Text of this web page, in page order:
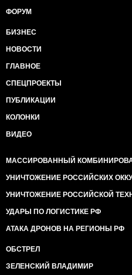
ФОРУМ
БИЗНЕС
НОВОСТИ
ГЛАВНОЕ
СПЕЦПРОЕКТЫ
ПУБЛИКАЦИИ
КОЛОНКИ
ВИДЕО
МАССИРОВАННЫЙ
УНИЧТОЖЕНИЕ РОССИЙСКИХ
УНИЧТОЖЕНИЕ РОССИЙСКОЙ
УДАРЫ ПО ЛОГИСТИКЕ РФ
АТАКА ДРОНОВ НА РЕГИОНЫ РФ
ОБСТРЕЛ
ЗЕЛЕНСКИЙ ВЛАДИМИР